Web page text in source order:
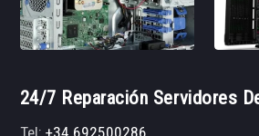
24/7 Reparación Servidores
Tel:+34 692500286